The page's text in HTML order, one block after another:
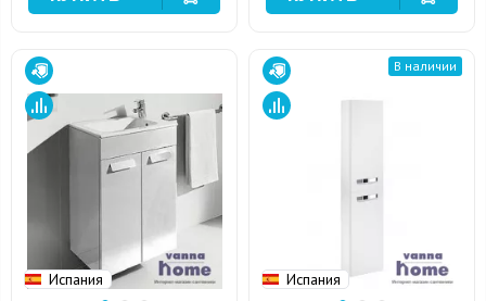
Испания Испания
В наличии